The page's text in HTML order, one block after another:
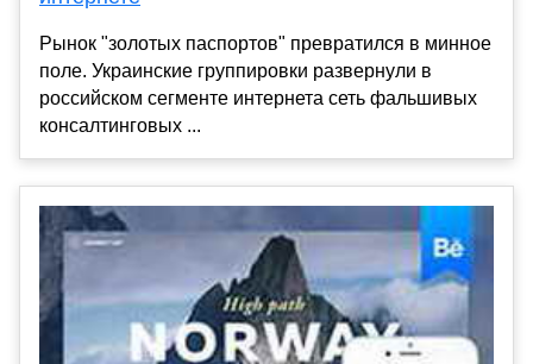
Рынок "золотых паспортов" превратился в минное
поле. Украинские группировки развернули в
российском сегменте интернета сеть фальшивых
консалтинговых ...